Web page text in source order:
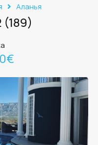
Аланья
(189)